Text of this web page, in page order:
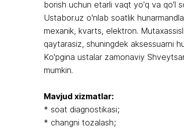
borish uchun etarli vaqt yo'q va qo'l
Ustabor.uz o'nlab soatlik
mexanik, kvarts, elektron.
qaytarasiz, shuningdek aksessuarni
Ko'pgina ustalar zamonaviy
mumkin.
Mavjud xizmatlar:
* soat diagnostikasi;
* changni tozalash;